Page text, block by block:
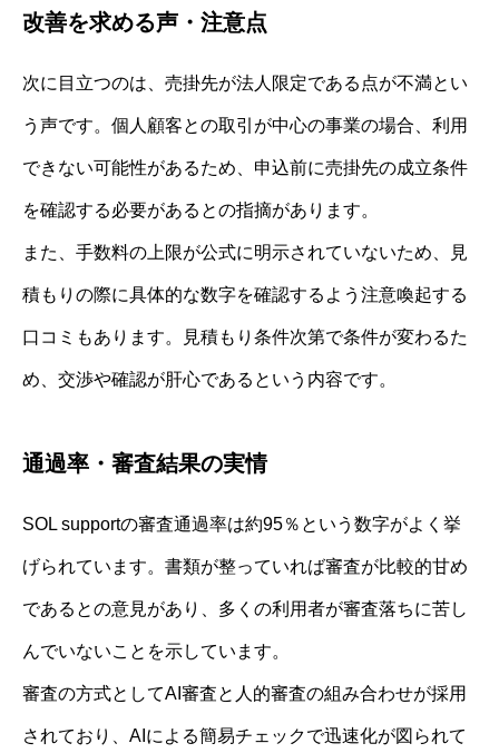
改善を求める声・注意点
次に目立つのは、売掛先が法人限定である点が不満とい
う声です。個人顧客との取引が中心の事業の場合、利用
できない可能性があるため、申込前に売掛先の成立条件
を確認する必要があるとの指摘があります。
また、手数料の上限が公式に明示されていないため、見
積もりの際に具体的な数字を確認するよう注意喚起する
口コミもあります。見積もり条件次第で条件が変わるた
め、交渉や確認が肝心であるという内容です。
通過率・審査結果の実情
SOL supportの審査通過率は約95％という数字がよく挙
げられています。書類が整っていれば審査が比較的甘め
であるとの意見があり、多くの利用者が審査落ちに苦し
んでいないことを示しています。
審査の方式としてAI審査と人的審査の組み合わせが採用
されており、AIによる簡易チェックで迅速化が図られて